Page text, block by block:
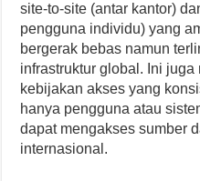
site-to-site (antar kantor)
pengguna individu) yang
bergerak bebas namun
infrastruktur global. Ini
kebijakan akses yang
hanya pengguna atau
dapat mengakses sumber
internasional.